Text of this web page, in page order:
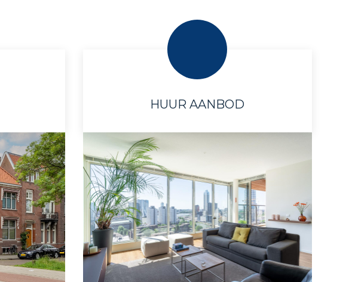
HUUR AANBOD